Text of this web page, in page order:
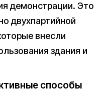
демонстрации. Это
двухпартийной
внесли
здания и
способы